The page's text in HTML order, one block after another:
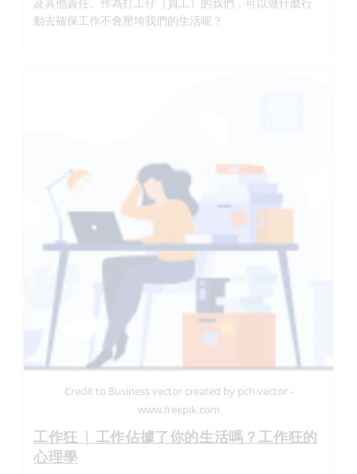
動去確保工作不會壓垮我們的生活呢？
Credit to Business vector created by pch.vector -
www.freepik.com
工作狂 | 工作佔據了你的生活嗎？工作狂的
心理學